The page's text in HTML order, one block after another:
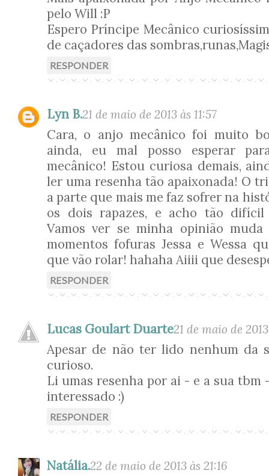
pelo Will :P
Espero Príncipe Mecânico
de caçadores das
RESPONDER
Lyn B.21 de maio de 2013 às 11:57
Cara, o anjo mecânico foi muito
ainda, eu mal posso esperar
mecânico! Estou curiosa demais,
ler uma resenha tão apaixonada! O
a parte que mais me faz sofrer na
os dois rapazes, e acho tão
Vamos ver se minha opinião
momentos fofuras Jessa e Wessa
que vão rolar! hahaha Aiiii que
RESPONDER
Lucas Goulart Duarte21 de maio de
Apesar de não ter lido nenhum da
curioso.
Li umas resenha por ai - e a sua tbm
interessado :)
RESPONDER
Natália.22 de maio de 2013 às 21:16